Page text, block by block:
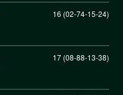
16 (02-74-15-24)
17 (08-88-13-38)